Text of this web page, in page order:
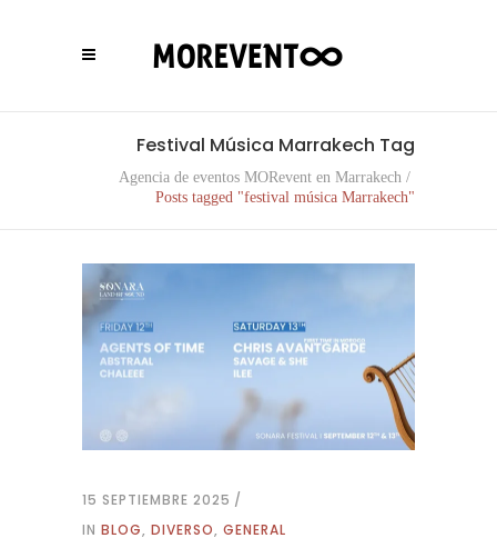
Festival Música Marrakech Tag
Agencia de eventos MORevent en Marrakech /
Posts tagged "festival música Marrakech"
15 SEPTIEMBRE 2025
IN BLOG, DIVERSO, GENERAL